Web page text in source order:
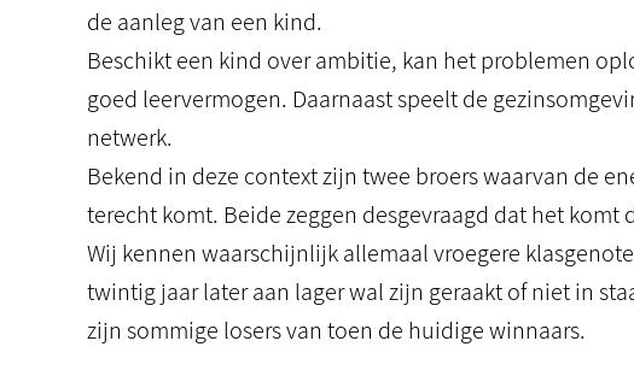
de aanleg van een kind.
Beschikt een kind over ambitie, kan het problemen
goed leervermogen. Daarnaast speelt de
netwerk.
Bekend in deze context zijn twee broers waarvan de
terecht komt. Beide zeggen desgevraagd dat het
Wij kennen waarschijnlijk allemaal vroegere
twintig jaar later aan lager wal zijn geraakt of niet in
zijn sommige losers van toen de huidige winnaars.